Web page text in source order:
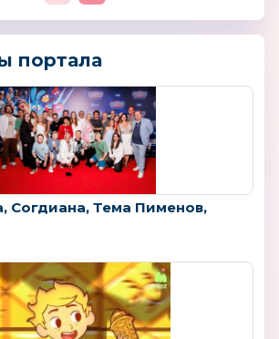
портала
Согдиана, Тема Пименов,